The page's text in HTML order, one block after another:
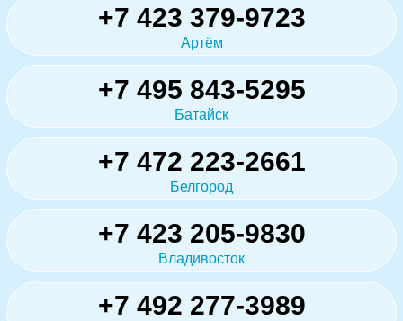
+7 423 379-9723
Артём
+7 495 843-5295
Батайск
+7 472 223-2661
Белгород
+7 423 205-9830
Владивосток
+7 492 277-3989